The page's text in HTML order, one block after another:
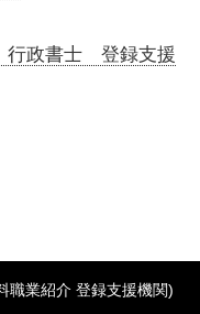
政書士 登録支援
職業紹介 登録支援機関)